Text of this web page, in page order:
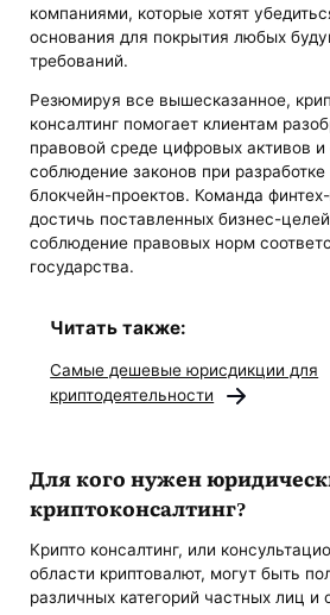
компаниями, которые хотят
основания для покрытия любых
требований.
Резюмируя все вышесказанное,
консалтинг помогает клиентам
правовой среде цифровых активов и
соблюдение законов при
блокчейн-проектов. Команда
достичь поставленных бизнес-
соблюдение правовых норм
государства.
Читать также:
Самые дешевые юрисдикции для
криптодеятельности
Для кого нужен
криптоконсалтинг?
Крипто консалтинг, или
области криптовалют, могут быть
различных категорий частных лиц и